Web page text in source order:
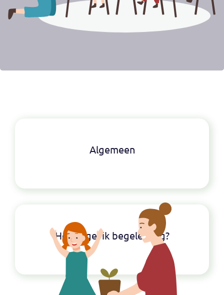
Algemeen
Hoe regel ik begeleiding?